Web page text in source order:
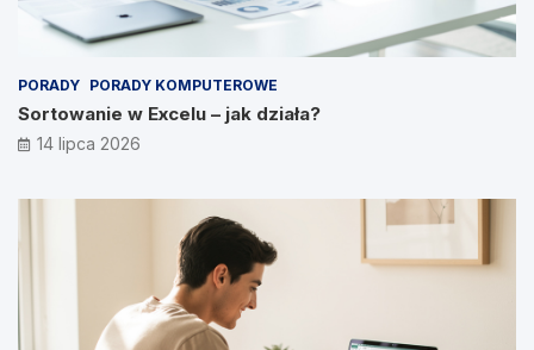
PORADY PORADY KOMPUTEROWE
Sortowanie w Excelu – jak działa?
14 lipca 2026